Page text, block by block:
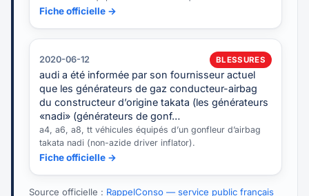
Fiche officielle →
2020-06-12 BLESSURES
audi a été informée par son fournisseur actuel
que les générateurs de gaz conducteur-airbag
du constructeur d’origine takata (les générateurs
«nadi» (générateurs de gonf…
a4, a6, a8, tt véhicules équipés d’un gonfleur d’airbag
takata nadi (non-azide driver inflator).
Fiche officielle →
Source officielle : RappelConso — service public français